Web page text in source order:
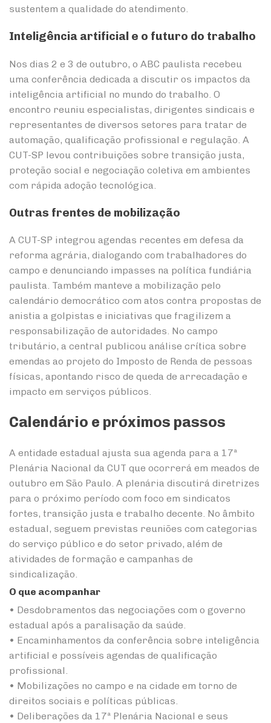
sustentem a qualidade do atendimento.
Inteligência artificial e o futuro do trabalho
Nos dias 2 e 3 de outubro, o ABC paulista recebeu
uma conferência dedicada a discutir os impactos da
inteligência artificial no mundo do trabalho. O
encontro reuniu especialistas, dirigentes sindicais e
representantes de diversos setores para tratar de
automação, qualificação profissional e regulação. A
CUT-SP levou contribuições sobre transição justa,
proteção social e negociação coletiva em ambientes
com rápida adoção tecnológica.
Outras frentes de mobilização
A CUT-SP integrou agendas recentes em defesa da
reforma agrária, dialogando com trabalhadores do
campo e denunciando impasses na política fundiária
paulista. Também manteve a mobilização pelo
calendário democrático com atos contra propostas de
anistia a golpistas e iniciativas que fragilizem a
responsabilização de autoridades. No campo
tributário, a central publicou análise crítica sobre
emendas ao projeto do Imposto de Renda de pessoas
físicas, apontando risco de queda de arrecadação e
impacto em serviços públicos.
Calendário e próximos passos
A entidade estadual ajusta sua agenda para a 17ª
Plenária Nacional da CUT que ocorrerá em meados de
outubro em São Paulo. A plenária discutirá diretrizes
para o próximo período com foco em sindicatos
fortes, transição justa e trabalho decente. No âmbito
estadual, seguem previstas reuniões com categorias
do serviço público e do setor privado, além de
atividades de formação e campanhas de
sindicalização.
O que acompanhar
• Desdobramentos das negociações com o governo
estadual após a paralisação da saúde.
• Encaminhamentos da conferência sobre inteligência
artificial e possíveis agendas de qualificação
profissional.
• Mobilizações no campo e na cidade em torno de
direitos sociais e políticas públicas.
• Deliberações da 17ª Plenária Nacional e seus